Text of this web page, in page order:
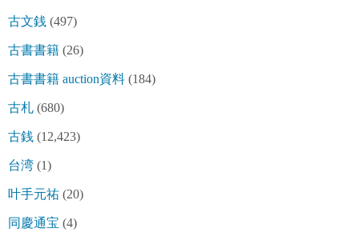
古文銭 (497)
古書書籍 (26)
古書書籍 auction資料 (184)
古札 (680)
古銭 (12,423)
台湾 (1)
叶手元祐 (20)
同慶通宝 (4)